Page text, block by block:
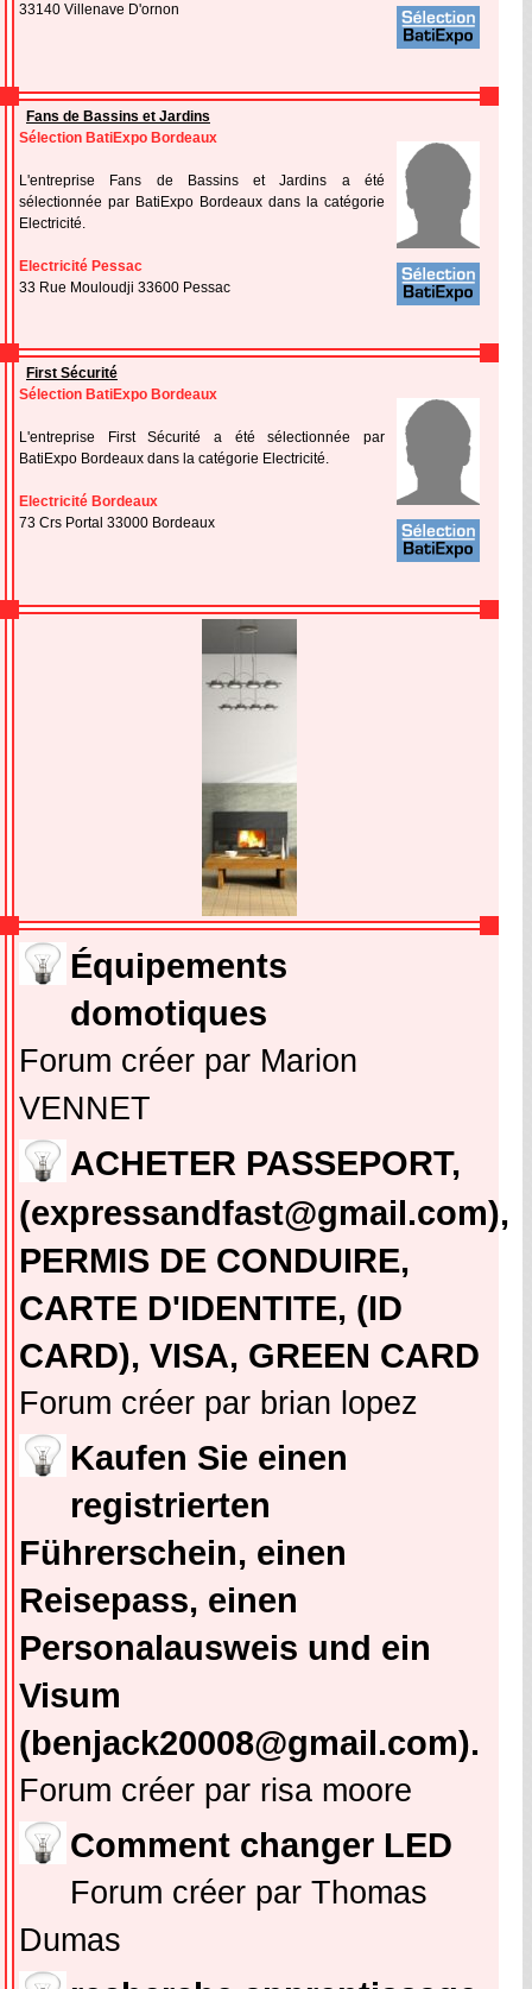
33140 Villenave D'ornon
Fans de Bassins et Jardins
Sélection BatiExpo Bordeaux
L'entreprise Fans de Bassins et Jardins a été
sélectionnée par BatiExpo Bordeaux dans la catégorie
Electricité.
Electricité Pessac
33 Rue Mouloudji 33600 Pessac
First Sécurité
Sélection BatiExpo Bordeaux
L'entreprise First Sécurité a été sélectionnée par
BatiExpo Bordeaux dans la catégorie Electricité.
Electricité Bordeaux
73 Crs Portal 33000 Bordeaux
Équipements
domotiques
Forum créer par Marion
VENNET
ACHETER PASSEPORT,
(expressandfast@gmail.com),
PERMIS DE CONDUIRE,
CARTE D'IDENTITE, (ID
CARD), VISA, GREEN CARD
Forum créer par brian lopez
Kaufen Sie einen
registrierten
Führerschein, einen
Reisepass, einen
Personalausweis und ein
Visum
(benjack20008@gmail.com).
Forum créer par risa moore
Comment changer LED
Forum créer par Thomas
Dumas